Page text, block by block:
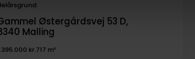
Østergårdsvej 53 D,
Malling
kr.717 m²